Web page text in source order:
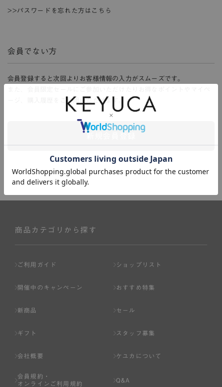
>>パスワードを忘れた方はこちら
会員でない方
会員登録すると次回よりお客様情報の入力がスムーズです。
ージ、購入履歴をご利用いただけます。
商品カテゴリから探す
ご利用ガイド ショップリスト
開催中のキャンペーン おすすめ特集
新商品 セール
ギフト スタッフ募集
会社概要 ケユカについて
会員規約・
オンラインご利用規約
Q&A